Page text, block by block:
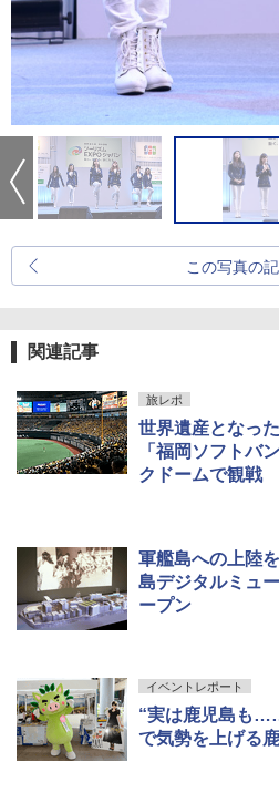
この写真の
関連記事
旅レポ
世界遺産となっ
「福岡ソフトバ
クドームで観戦
軍艦島への上陸
島デジタルミュ
ープン
イベントレポート
“実は鹿児島も
で気勢を上げる